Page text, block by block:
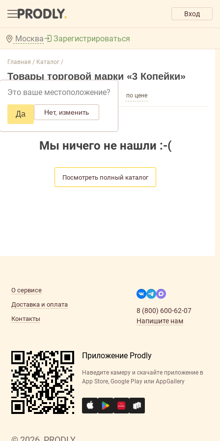
Вход
Москва
Это ваше местоположение?
Да Нет, изменить
Зарегистрироваться
Главная / Каталог /
Товары торговой марки «3 Копейки»
по популярности по названию по цене
Мы ничего не нашли :-(
Посмотреть полный каталог
О сервисе
Доставка и оплата
Контакты
8 (800) 600-62-07
Напишите нам
Приложение Prodly
Наведите камеру и скачайте приложение в
App Store, Google Play или AppGallery